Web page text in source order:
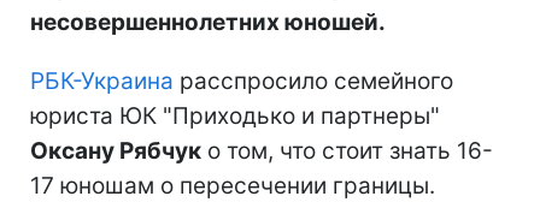
несовершеннолетних юношей.
РБК-Украина расспросило семейного
юриста ЮК "Приходько и партнеры"
Оксану Рябчук о том, что стоит знать 16-
17 юношам о пересечении границы.